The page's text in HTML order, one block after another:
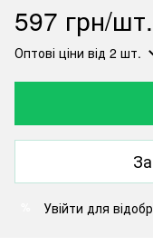
597 грн/шт.
Оптові ціни від 2 шт.
Увійти для